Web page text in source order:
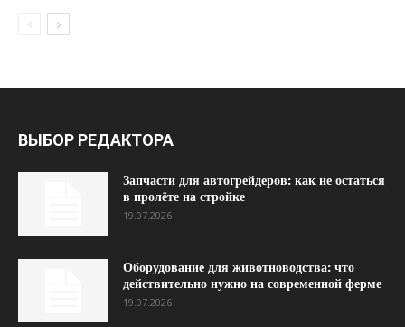
ВЫБОР РЕДАКТОРА
Запчасти для автогрейдеров: как не остаться
в пролёте на стройке
19.07.2026
Оборудование для животноводства: что
действительно нужно на современной ферме
19.07.2026